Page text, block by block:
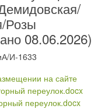
Розы
08.06.2026)
И-1633
на сайте
переулок.docx
переулок.docx